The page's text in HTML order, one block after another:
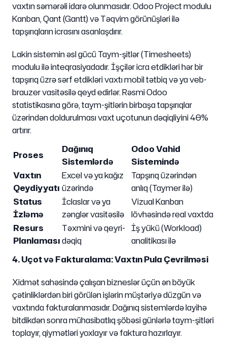
vaxtın səmərəli idarə olunmasıdır. Odoo Project modulu
Kanban, Qant (Gantt) və Təqvim görünüşləri ilə
tapşırıqların icrasını asanlaşdırır.
Lakin sistemin əsl gücü Taym-şitlər (Timesheets)
modulu ilə inteqrasiyadadır. İşçilər icra etdikləri hər bir
tapşırıq üzrə sərf etdikləri vaxtı mobil tətbiq və ya veb-
brauzer vasitəsilə qeyd edirlər. Rəsmi Odoo
statistikasına görə, taym-şitlərin birbaşa tapşırıqlar
üzərindən doldurulması vaxt uçotunun dəqiqliyini 40%
artırır.
Proses
Dağınıq
Sistemlərdə
Odoo Vahid
Sistemində
Vaxtın
Qeydiyyatı
Excel və ya kağız
üzərində
Tapşırıq üzərindən
anlıq (Taymer ilə)
Status
İzləmə
İclaslar və ya
zənglər vasitəsilə
Vizual Kanban
lövhəsində real vaxtda
Resurs
Planlaması
Təxmini və qeyri-
dəqiq
İş yükü (Workload)
analitikası ilə
4. Uçot və Fakturalama: Vaxtın Pula Çevrilməsi
Xidmət sahəsində çalışan bizneslər üçün ən böyük
çətinliklərdən biri görülən işlərin müştəriyə düzgün və
vaxtında fakturalanmasıdır. Dağınıq sistemlərdə layihə
bitdikdən sonra mühasibatlıq şöbəsi günlərlə taym-şitləri
toplayır, qiymətləri yoxlayır və faktura hazırlayır.